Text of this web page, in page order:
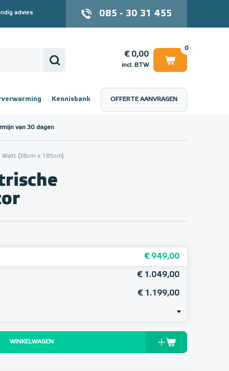
advies 085 - 30 31 455
0
€ 0,00
incl. BTW
€ 0,00
Kennisbank OFFERTE AANVRAGEN
van 30 dagen
Watt (38cm x 185cm)
€ 949,00
€ 1.049,00
€ 1.199,00
WINKELWAGEN